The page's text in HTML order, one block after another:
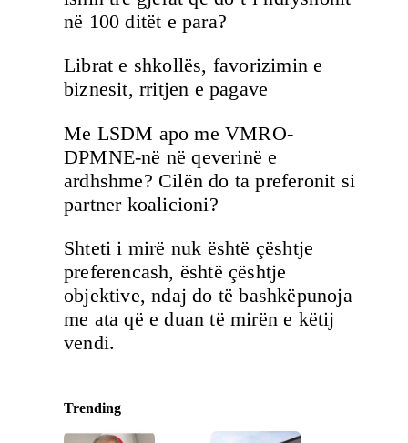
në 100 ditët e para?
Librat e shkollës, favorizimin e
biznesit, rritjen e pagave
Me LSDM apo me VMRO-
DPMNE-në në qeverinë e
ardhshme? Cilën do ta preferonit si
partner koalicioni?
Shteti i mirë nuk është çështje
preferencash, është çështje
objektive, ndaj do të bashkëpunoja
me ata që e duan të mirën e këtij
vendi.
Trending